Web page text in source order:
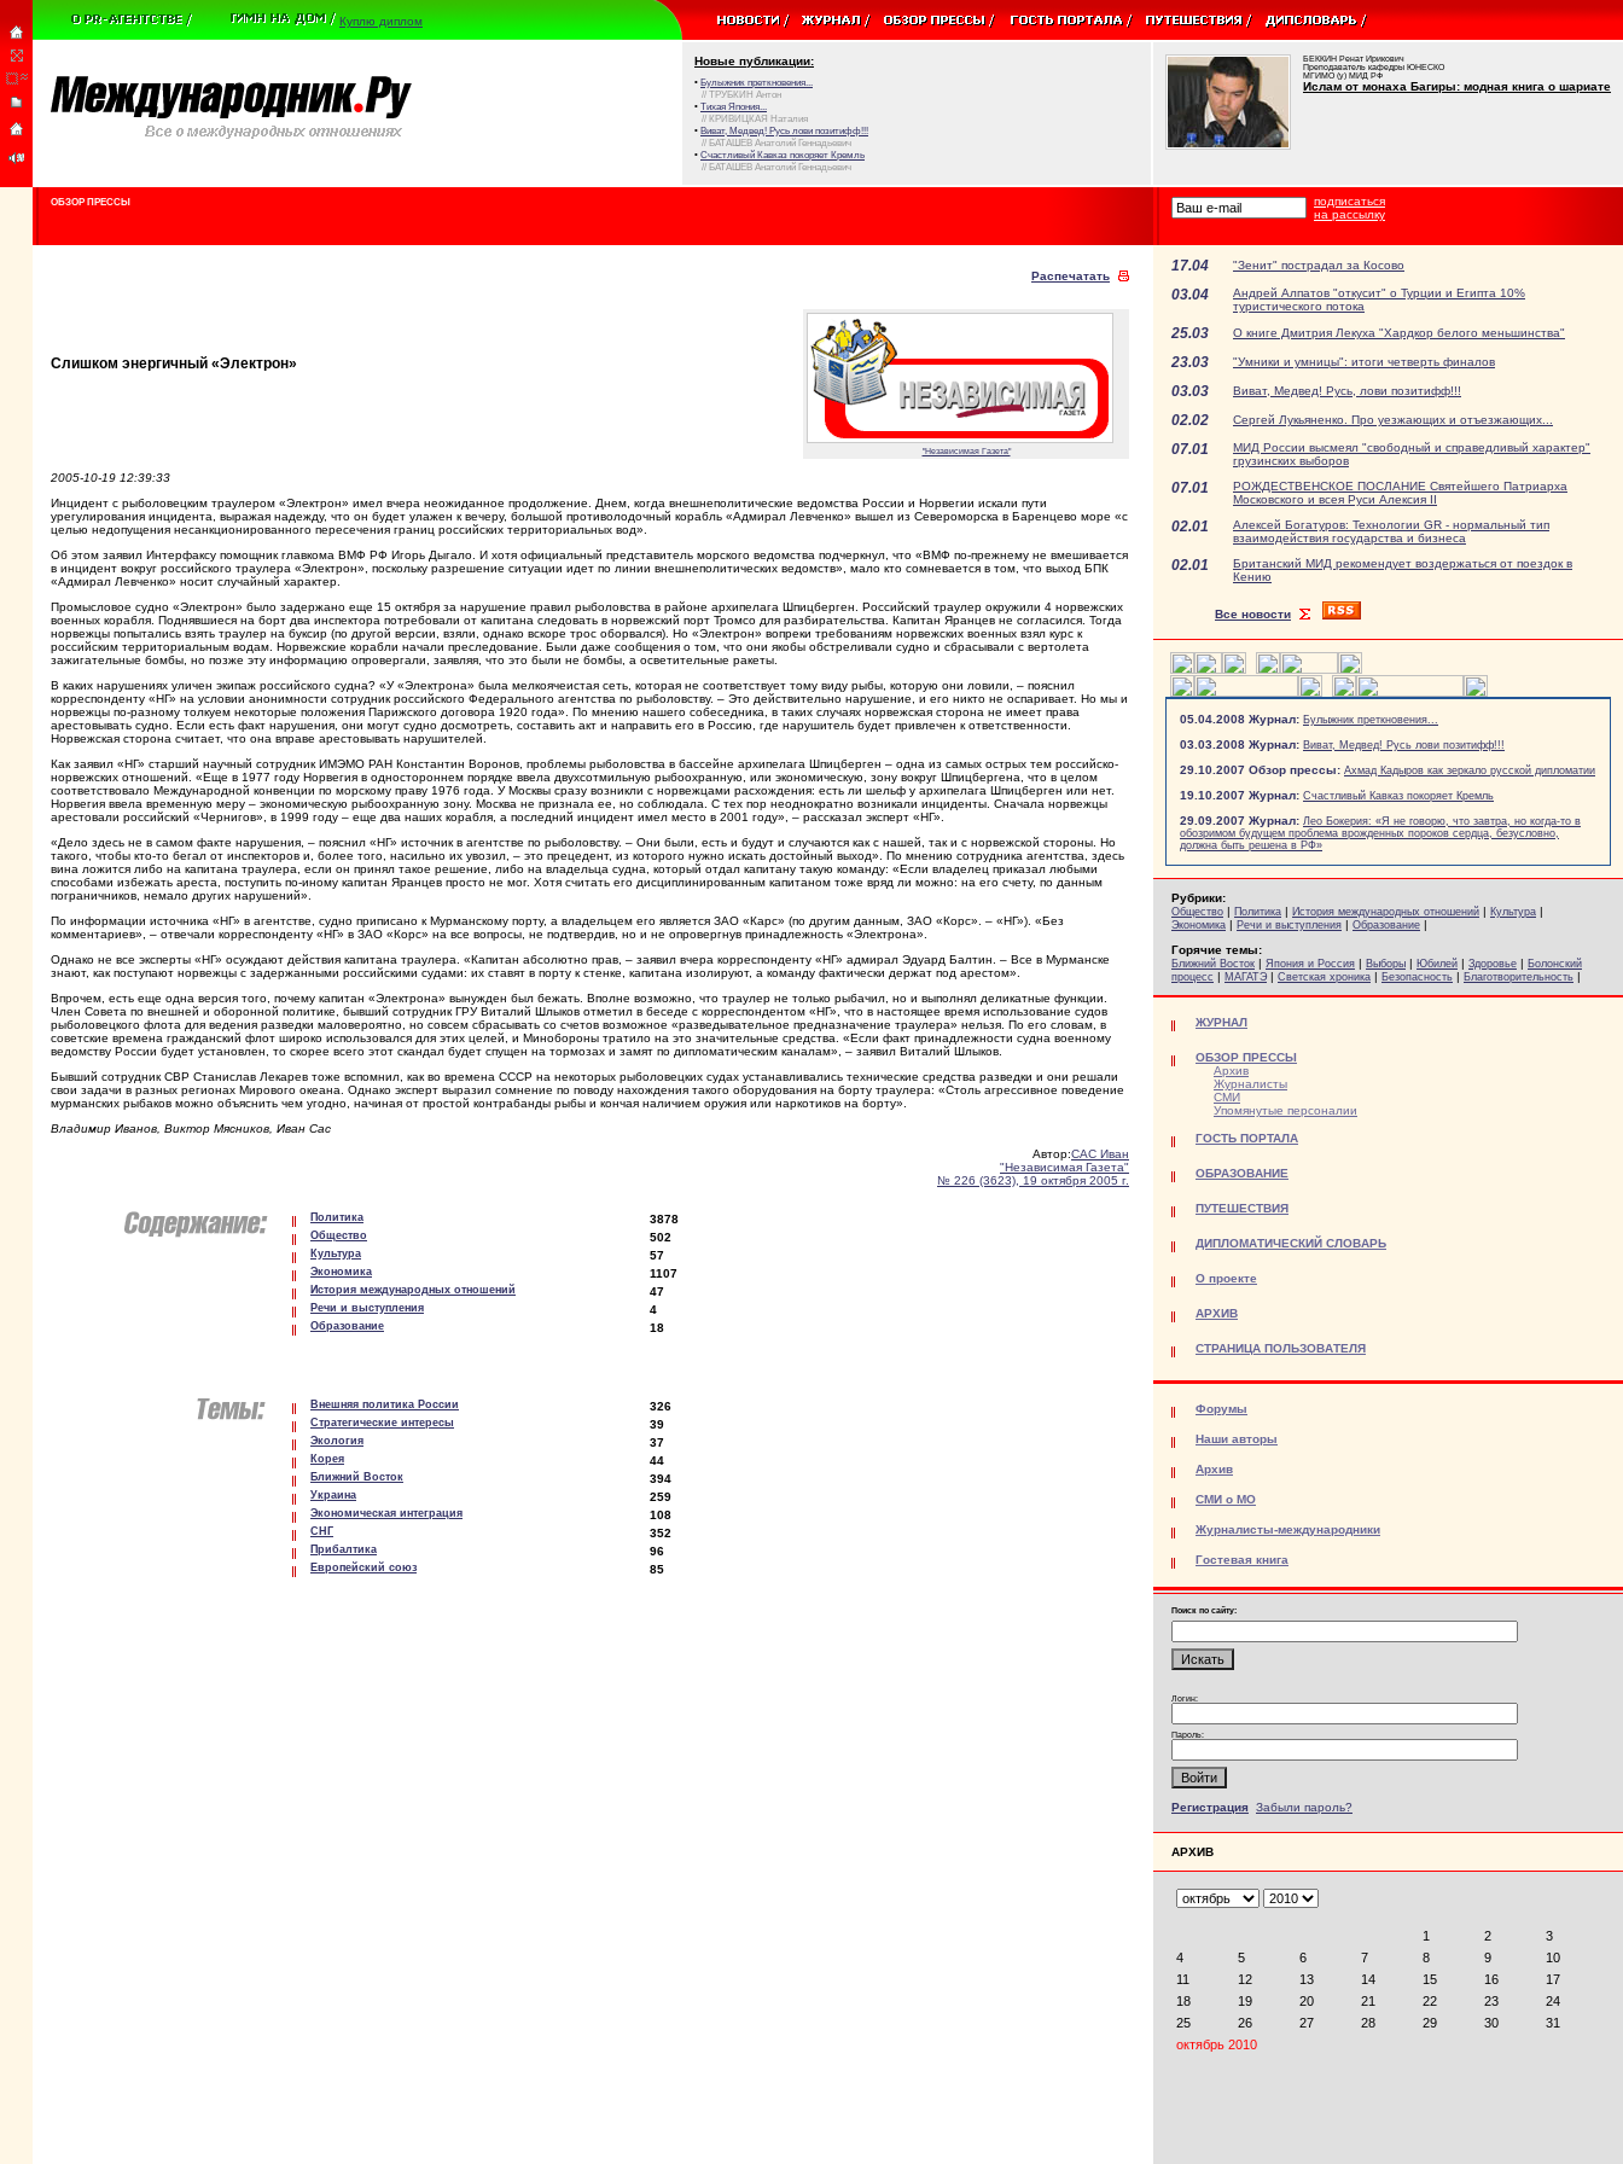
Куплю диплом
Новые публикации:
• Булыжник преткновения...
// ТРУБКИН Антон
• Тихая Япония...
// КРИВИЦКАЯ Наталия
• Виват, Медвед! Русь лови позитифф!!!
// БАТАШЕВ Анатолий Геннадьевич
• Счастливый Кавказ покоряет Кремль
// БАТАШЕВ Анатолий Геннадьевич
БЕККИН Ренат Ирикович
Преподаватель кафедры ЮНЕСКО
МГИМО (у) МИД РФ
Ислам от монаха Багиры: модная книга о шариате
ОБЗОР ПРЕССЫ
подписаться
на рассылку
Распечатать
Слишком энергичный «Электрон»
"Независимая Газета"
2005-10-19 12:39:33
Инцидент с рыболовецким траулером «Электрон» имел вчера неожиданное продолжение. Днем, когда внешнеполитические ведомства России и Норвегии искали пути
урегулирования инцидента, выражая надежду, что он будет улажен к вечеру, большой противолодочный корабль «Адмирал Левченко» вышел из Североморска в Баренцево море «с
целью недопущения несанкционированного пересечения границ российских территориальных вод».
Об этом заявил Интерфаксу помощник главкома ВМФ РФ Игорь Дыгало. И хотя официальный представитель морского ведомства подчеркнул, что «ВМФ по-прежнему не вмешивается
в инцидент вокруг российского траулера «Электрон», поскольку разрешение ситуации идет по линии внешнеполитических ведомств», мало кто сомневается в том, что выход БПК
«Адмирал Левченко» носит случайный характер.
Промысловое судно «Электрон» было задержано еще 15 октября за нарушение правил рыболовства в районе архипелага Шпицберген. Российский траулер окружили 4 норвежских
военных корабля. Поднявшиеся на борт два инспектора потребовали от капитана следовать в норвежский порт Тромсо для разбирательства. Капитан Яранцев не согласился. Тогда
норвежцы попытались взять траулер на буксир (по другой версии, взяли, однако вскоре трос оборвался). Но «Электрон» вопреки требованиям норвежских военных взял курс к
российским территориальным водам. Норвежские корабли начали преследование. Были даже сообщения о том, что они якобы обстреливали судно и сбрасывали с вертолета
зажигательные бомбы, но позже эту информацию опровергали, заявляя, что это были не бомбы, а осветительные ракеты.
В каких нарушениях уличен экипаж российского судна? «У «Электрона» была мелкоячеистая сеть, которая не соответствует тому виду рыбы, которую они ловили, – пояснил
корреспонденту «НГ» на условии анонимности сотрудник российского Федерального агентства по рыболовству. – Это действительно нарушение, и его никто не оспаривает. Но мы и
норвежцы по-разному толкуем некоторые положения Парижского договора 1920 года». По мнению нашего собеседника, в таких случаях норвежская сторона не имеет права
арестовывать судно. Если есть факт нарушения, они могут судно досмотреть, составить акт и направить его в Россию, где нарушитель будет привлечен к ответственности.
Норвежская сторона считает, что она вправе арестовывать нарушителей.
Как заявил «НГ» старший научный сотрудник ИМЭМО РАН Константин Воронов, проблемы рыболовства в бассейне архипелага Шпицберген – одна из самых острых тем российско-
норвежских отношений. «Еще в 1977 году Норвегия в одностороннем порядке ввела двухсотмильную рыбоохранную, или экономическую, зону вокруг Шпицбергена, что в целом
соответствовало Международной конвенции по морскому праву 1976 года. У Москвы сразу возникли с норвежцами расхождения: есть ли шельф у архипелага Шпицберген или нет.
Норвегия ввела временную меру – экономическую рыбоохранную зону. Москва не признала ее, но соблюдала. С тех пор неоднократно возникали инциденты. Сначала норвежцы
арестовали российский «Чернигов», в 1999 году – еще два наших корабля, а последний инцидент имел место в 2001 году», – рассказал эксперт «НГ».
«Дело здесь не в самом факте нарушения, – пояснил «НГ» источник в агентстве по рыболовству. – Они были, есть и будут и случаются как с нашей, так и с норвежской стороны. Но
такого, чтобы кто-то бегал от инспекторов и, более того, насильно их увозил, – это прецедент, из которого нужно искать достойный выход». По мнению сотрудника агентства, здесь
вина ложится либо на капитана траулера, если он принял такое решение, либо на владельца судна, который отдал капитану такую команду: «Если владелец приказал любыми
способами избежать ареста, поступить по-иному капитан Яранцев просто не мог. Хотя считать его дисциплинированным капитаном тоже вряд ли можно: на его счету, по данным
пограничников, немало других нарушений».
По информации источника «НГ» в агентстве, судно приписано к Мурманскому порту, а владельцем его является ЗАО «Карс» (по другим данным, ЗАО «Корс». – «НГ»). «Без
комментариев», – отвечали корреспонденту «НГ» в ЗАО «Корс» на все вопросы, не подтвердив, но и не опровергнув принадлежность «Электрона».
Однако не все эксперты «НГ» осуждают действия капитана траулера. «Капитан абсолютно прав, – заявил вчера корреспонденту «НГ» адмирал Эдуард Балтин. – Все в Мурманске
знают, как поступают норвежцы с задержанными российскими судами: их ставят в порту к стенке, капитана изолируют, а команду фактически держат под арестом».
Впрочем, есть еще одна версия того, почему капитан «Электрона» вынужден был бежать. Вполне возможно, что траулер не только рыбачил, но и выполнял деликатные функции.
Член Совета по внешней и оборонной политике, бывший сотрудник ГРУ Виталий Шлыков отметил в беседе с корреспондентом «НГ», что в настоящее время использование судов
рыболовецкого флота для ведения разведки маловероятно, но совсем сбрасывать со счетов возможное «разведывательное предназначение траулера» нельзя. По его словам, в
советские времена гражданский флот широко использовался для этих целей, и Минобороны тратило на это значительные средства. «Если факт принадлежности судна военному
ведомству России будет установлен, то скорее всего этот скандал будет спущен на тормозах и замят по дипломатическим каналам», – заявил Виталий Шлыков.
Бывший сотрудник СВР Станислав Лекарев тоже вспомнил, как во времена СССР на некоторых рыболовецких судах устанавливались технические средства разведки и они решали
свои задачи в разных регионах Мирового океана. Однако эксперт выразил сомнение по поводу нахождения такого оборудования на борту траулера: «Столь агрессивное поведение
мурманских рыбаков можно объяснить чем угодно, начиная от простой контрабанды рыбы и кончая наличием оружия или наркотиков на борту».
Владимир Иванов, Виктор Мясников, Иван Сас
Автор:САС Иван
"Независимая Газета"
№ 226 (3623), 19 октября 2005 г.
Политика 3878
Общество 502
Культура 57
Экономика 1107
История международных отношений 47
Речи и выступления 4
Образование 18
Внешняя политика России 326
Стратегические интересы 39
Экология 37
Корея 44
Ближний Восток 394
Украина 259
Экономическая интеграция 108
СНГ 352
Прибалтика 96
Европейский союз 85
17.04 "Зенит" пострадал за Косово
03.04
Андрей Алпатов "откусит" о Турции и Египта 10%
туристического потока
25.03 О книге Дмитрия Лекуха "Хардкор белого меньшинства"
23.03 "Умники и умницы": итоги четверть финалов
03.03 Виват, Медвед! Русь, лови позитифф!!!
02.02 Сергей Лукьяненко. Про уезжающих и отъезжающих...
07.01
МИД России высмеял "свободный и справедливый характер"
грузинских выборов
07.01
РОЖДЕСТВЕНСКОЕ ПОСЛАНИЕ Святейшего Патриарха
Московского и всея Руси Алексия II
02.01
Алексей Богатуров: Технологии GR - нормальный тип
взаимодействия государства и бизнеса
02.01
Британский МИД рекомендует воздержаться от поездок в
Кению
Все новости
05.04.2008 Журнал: Булыжник преткновения...
03.03.2008 Журнал: Виват, Медвед! Русь лови позитифф!!!
29.10.2007 Обзор прессы: Ахмад Кадыров как зеркало русской дипломатии
19.10.2007 Журнал: Счастливый Кавказ покоряет Кремль
29.09.2007 Журнал: Лео Бокерия: «Я не говорю, что завтра, но когда-то в
обозримом будущем проблема врожденных пороков сердца, безусловно,
должна быть решена в РФ»
Рубрики:
Общество | Политика | История международных отношений | Культура |
Экономика | Речи и выступления | Образование |
Горячие темы:
Ближний Восток | Япония и Россия | Выборы | Юбилей | Здоровье | Болонский
процесс | МАГАТЭ | Светская хроника | Безопасность | Благотворительность |
ЖУРНАЛ
ОБЗОР ПРЕССЫ
Архив
Журналисты
СМИ
Упомянутые персоналии
ГОСТЬ ПОРТАЛА
ОБРАЗОВАНИЕ
ПУТЕШЕСТВИЯ
ДИПЛОМАТИЧЕСКИЙ СЛОВАРЬ
О проекте
АРХИВ
СТРАНИЦА ПОЛЬЗОВАТЕЛЯ
Форумы
Наши авторы
Архив
СМИ о МО
Журналисты-международники
Гостевая книга
Поиск по сайту:
Логин:
Пароль:
Регистрация Забыли пароль?
АРХИВ